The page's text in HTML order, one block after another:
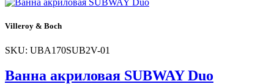
Villeroy & Boch
SKU: UBA170SUB2V-01
Ванна акриловая SUBWAY Duo